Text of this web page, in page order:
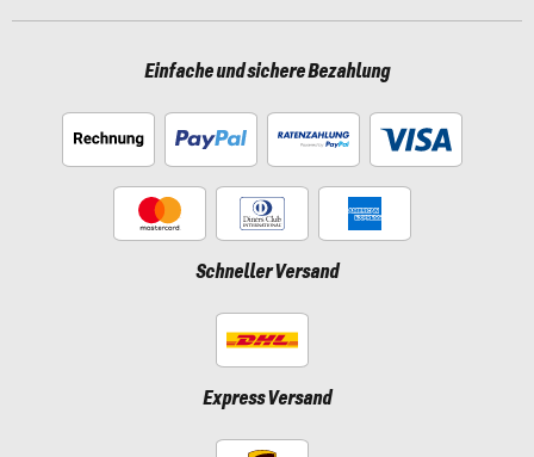
Einfache und sichere Bezahlung
Schneller Versand
Express Versand